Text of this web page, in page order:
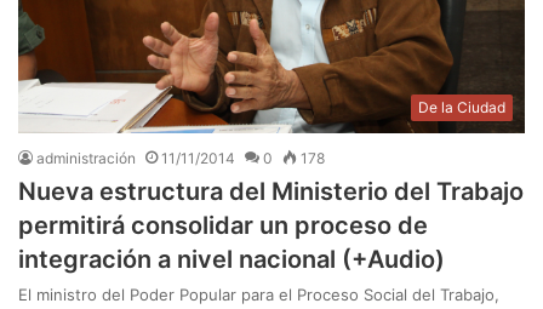
De la Ciudad
administración 11/11/2014 0 178
Nueva estructura del Ministerio del Trabajo
permitirá consolidar un proceso de
integración a nivel nacional (+Audio)
El ministro del Poder Popular para el Proceso Social del Trabajo,